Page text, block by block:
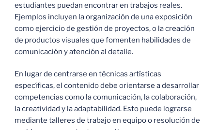
estudiantes puedan encontrar en trabajos reales.
Ejemplos incluyen la organización de una exposición
como ejercicio de gestión de proyectos, o la creación
de productos visuales que fomenten habilidades de
comunicación y atención al detalle.
En lugar de centrarse en técnicas artísticas
específicas, el contenido debe orientarse a desarrollar
competencias como la comunicación, la colaboración,
la creatividad y la adaptabilidad. Esto puede lograrse
mediante talleres de trabajo en equipo o resolución de